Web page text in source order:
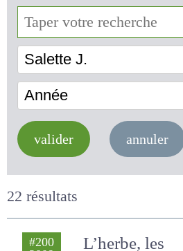
Salette J.
valider annuler
22 résultats